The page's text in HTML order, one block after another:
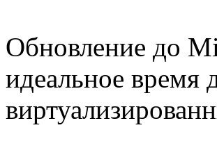
Обновление до
идеальное время